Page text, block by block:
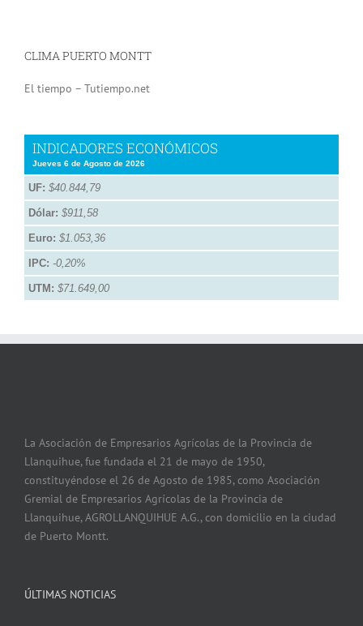
CLIMA PUERTO MONTT
El tiempo – Tutiempo.net
INDICADORES ECONÓMICOS
Jueves 6 de Agosto de 2026
UF: $40.844,79
Dólar: $911,58
Euro: $1.053,36
IPC: -0,20%
UTM: $71.649,00
La Asociación de Empresarios Agrícolas de la Provincia de
Llanquihue, fue fundada el 21 de mayo de 1950,
constituyéndose el 26 de Agosto de 1985, como Asociación
Gremial de Empresarios Agrícolas de la Provincia de
Llanquihue, AGROLLANQUIHUE A.G., con domicilio en la ciudad
de Puerto Montt.
ÚLTIMAS NOTICIAS